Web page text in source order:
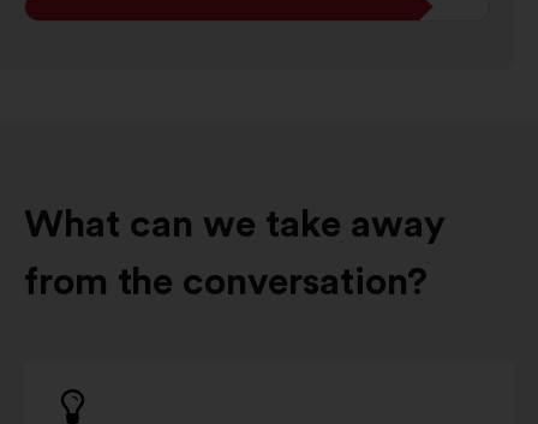
What can we take away
from the conversation?